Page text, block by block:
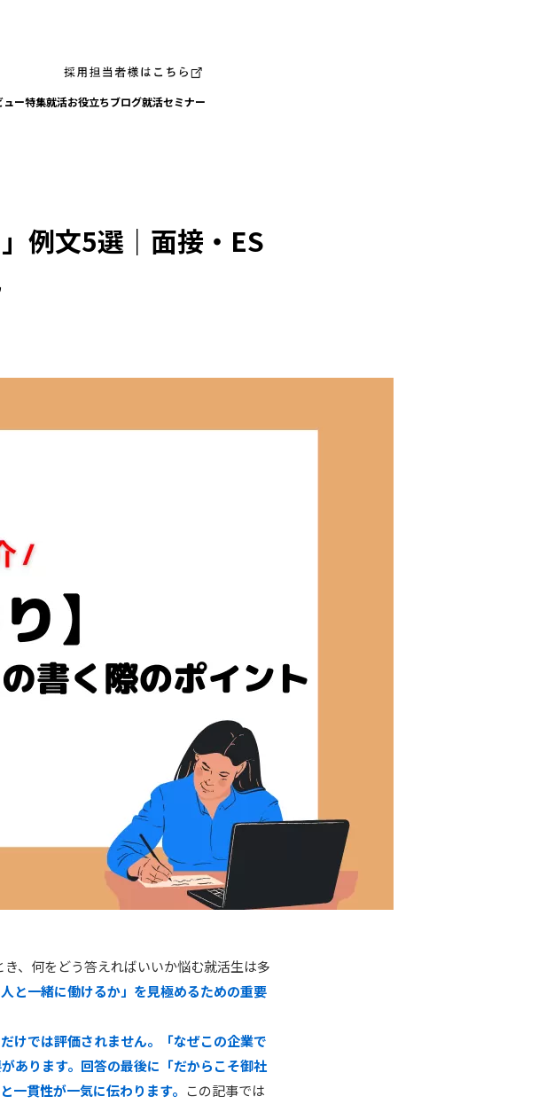
ュー特集就活お役⽴ちブログ就活セミナー
例文5選｜面接・ES
、何をどう答えればいいか悩む就活生は多
人と一緒に働けるか」を見極めるための重要
けでは評価されません。「なぜこの企業で
あります。回答の最後に「だからこそ御社
一貫性が一気に伝わります。 この記事では